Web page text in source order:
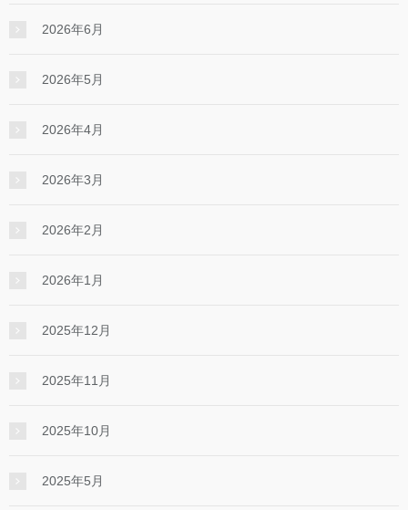
2026年6月
2026年5月
2026年4月
2026年3月
2026年2月
2026年1月
2025年12月
2025年11月
2025年10月
2025年5月